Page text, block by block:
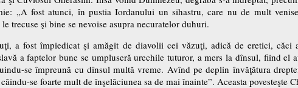
„A fost atunci, în pustia Iordanului un sihastru, care nu de mult
trecuse şi bine se nevoise asupra necuratelor duhuri.
a fost împiedicat şi amăgit de diavolii cei văzuţi, adică de eretici, căci
a faptelor bune se umpluseră urechile tuturor, a mers la dînsul, fiind el
se împreună cu dînsul multă vreme. Avînd pe deplin învăţătura
se foarte mult de înşelăciunea sa de mai înainte”. Aceasta povesteşte